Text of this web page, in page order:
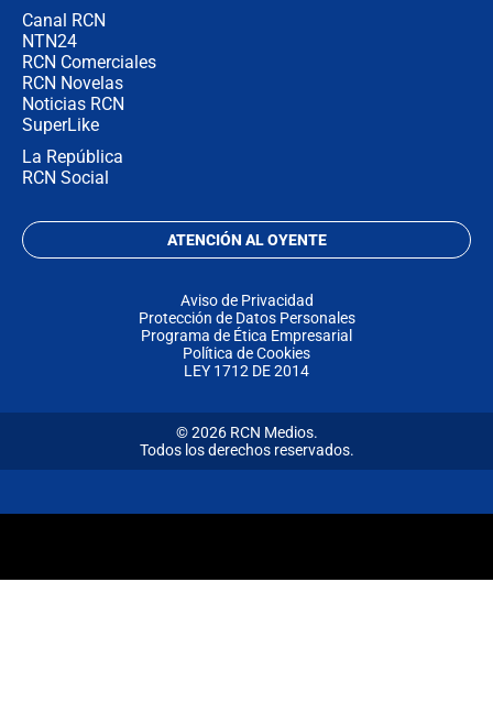
Canal RCN
NTN24
RCN Comerciales
RCN Novelas
Noticias RCN
SuperLike
La República
RCN Social
ATENCIÓN AL OYENTE
Aviso de Privacidad
Protección de Datos Personales
Programa de Ética Empresarial
Política de Cookies
LEY 1712 DE 2014
© 2026 RCN Medios.
Todos los derechos reservados.